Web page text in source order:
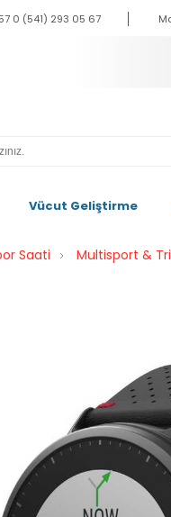
0 (541) 293 05 67
Vücut Geliştirme
Saati Multisport &